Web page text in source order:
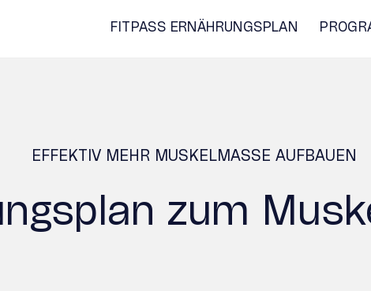
FITPASS ERNÄHRUNGSPLAN
EFFEKTIV MEHR MUSKELMASSE AUFBAUEN
zum